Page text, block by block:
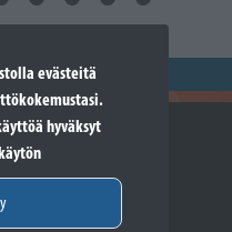
evästeitä
hyväksyt